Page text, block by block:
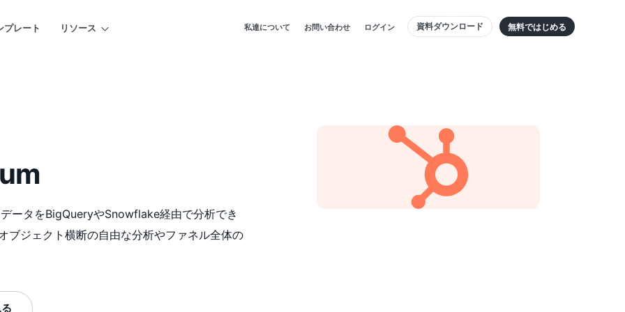
プレート リソース 私達について お問い合わせ ログイン 資料ダウンロード 無料ではじめる
ータをBigQueryやSnowflake経由で分析でき
ジェクト横断の自由な分析やファネル全体の